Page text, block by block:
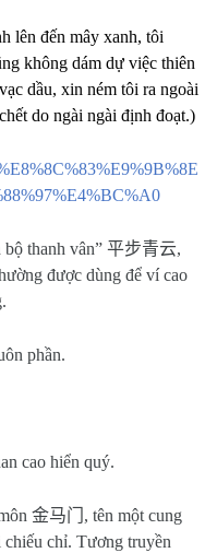
đến mây xanh, tôi
không dám dự việc thiên
dầu, xin ném tôi ra ngoài
do ngài ngài định đoạt.)
thanh vân” 平步青云,
được dùng để ví cao
phần.
cao hiển quý.
金马门 , tên một cung
chỉ. Tương truyền